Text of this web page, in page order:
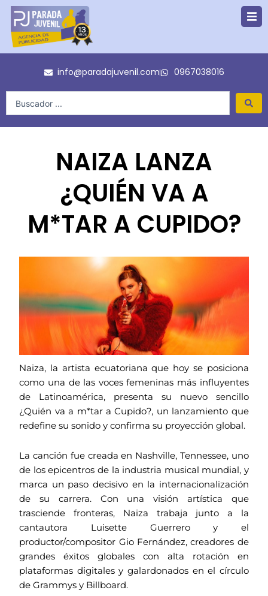
contenido
info@paradajuvenil.com 0967038016
NAIZA LANZA
¿QUIÉN VA A
M*TAR A CUPIDO?
Naiza, la artista ecuatoriana que hoy se posiciona
como una de las voces femeninas más influyentes
de Latinoamérica, presenta su nuevo sencillo
¿Quién va a m*tar a Cupido?, un lanzamiento que
redefine su sonido y confirma su proyección global.
La canción fue creada en Nashville, Tennessee, uno
de los epicentros de la industria musical mundial, y
marca un paso decisivo en la internacionalización
de su carrera. Con una visión artística que
trasciende fronteras, Naiza trabaja junto a la
cantautora Luisette Guerrero y el
productor/compositor Gio Fernández, creadores de
grandes éxitos globales con alta rotación en
plataformas digitales y galardonados en el círculo
de Grammys y Billboard.